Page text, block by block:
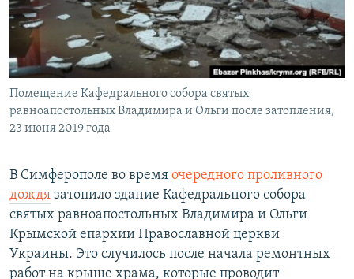
ПОБЕДИТЕЛЕЙ НЕ СУДЯТ?
КРЫМ.НЕПОКОРЕННЫЙ
ELIFBE
УКРАИНСКАЯ ПРОБЛЕМА КРЫМА
ПРИСОЕДИНЯЙТЕСЬ!
Все сайты RFE/RL
Помещение Кафедрального собора святых
равноапостольных Владимира и Ольги после затопления,
23 июня 2019 года
В Симферополе во время очередного проливного
дождя затопило здание Кафедрального собора
святых равноапостольных Владимира и Ольги
Крымской епархии Православной церкви
Украины. Это случилось после начала ремонтных
работ на крыше храма, которые проводит